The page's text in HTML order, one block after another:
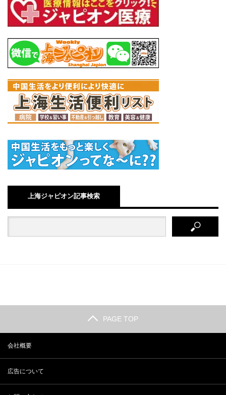
上海ジャピオン記事検索
PAGE TOP
会社概要
広告について